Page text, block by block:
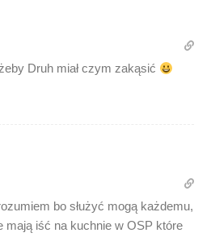
Druh miał czym zakąsić
bo służyć mogą każdemu,
mają iść na kuchnie w OSP które